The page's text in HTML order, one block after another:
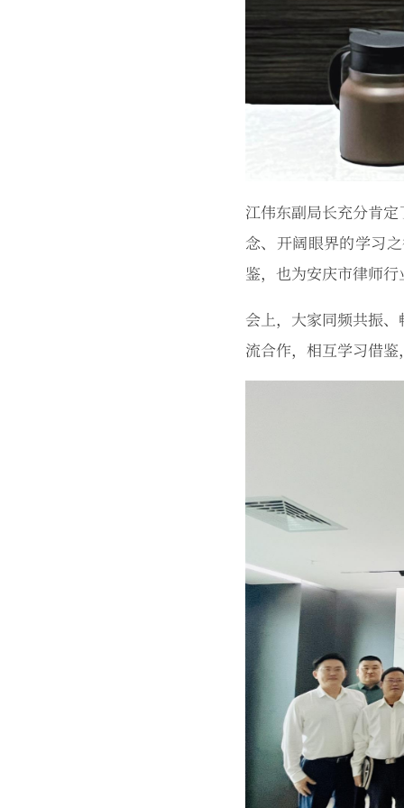
江伟东副局长充分肯
念、开阔眼界的学习
鉴，也为安庆市律师
会上，大家同频共振
流合作，相互学习借